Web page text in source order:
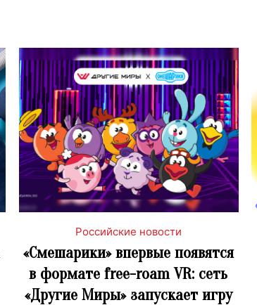
Российские новости
«Смешарики» впервые появятся
в формате free-roam VR: сеть
«Другие Миры» запускает игру